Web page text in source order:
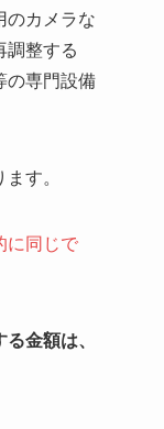
のカメラな
調整する
の専門設備
す。
に同じで
金額は、